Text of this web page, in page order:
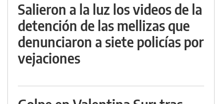
Salieron a la luz los videos de la
detención de las mellizas que
denunciaron a siete policías por
vejaciones